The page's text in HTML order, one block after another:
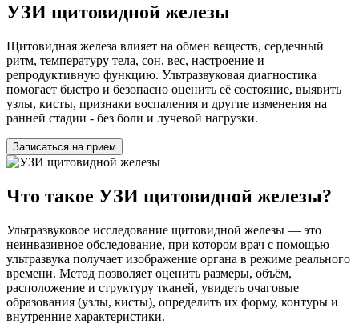
УЗИ щитовидной железы
Щитовидная железа влияет на обмен веществ, сердечный
ритм, температуру тела, сон, вес, настроение и
репродуктивную функцию. Ультразвуковая диагностика
помогает быстро и безопасно оценить её состояние, выявить
узлы, кисты, признаки воспаления и другие изменения на
ранней стадии - без боли и лучевой нагрузки.
Записаться на прием
Что такое УЗИ щитовидной железы?
Ультразвуковое исследование щитовидной железы — это
неинвазивное обследование, при котором врач с помощью
ультразвука получает изображение органа в режиме реального
времени. Метод позволяет оценить размеры, объём,
расположение и структуру тканей, увидеть очаговые
образования (узлы, кисты), определить их форму, контуры и
внутренние характеристики.